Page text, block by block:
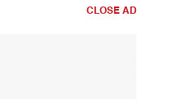
CLOSE AD